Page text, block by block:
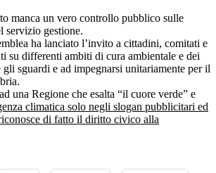
manca un vero controllo pubblico sulle
servizio gestione.
ha lanciato l’invito a cittadini, comitati e
su differenti ambiti di cura ambientale e dei
sguardi e ad impegnarsi unitariamente per il
una Regione che esalta “il cuore verde” e
climatica solo negli slogan pubblicitari ed
di fatto il diritto civico alla